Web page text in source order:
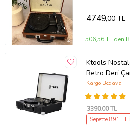
4749,00 TL
506,56 TL'den
Ktools
Retro Deri
Kargo Bedava
3390,00 TL
Sepette 891 TL